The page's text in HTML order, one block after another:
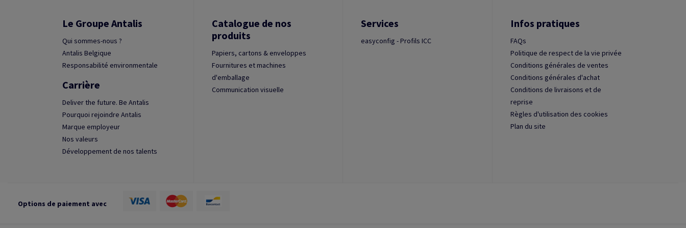
Le Groupe Antalis
Qui sommes-nous ?
Antalis Belgique
Responsabilité environmentale
Carrière
Deliver the future. Be Antalis
Pourquoi rejoindre Antalis
Marque employeur
Nos valeurs
Développement de nos talents
Catalogue de nos
produits
Papiers, cartons & enveloppes
Fournitures et machines
d'emballage
Communication visuelle
Services
easyconfig - Profils ICC
Infos pratiques
FAQs
Politique de respect de la vie privée
Conditions générales de ventes
Conditions générales d'achat
Conditions de livraisons et de
reprise
Règles d'utilisation des cookies
Plan du site
Options de paiement avec